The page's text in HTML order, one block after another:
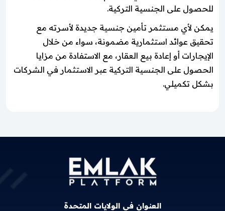
للحصول على الجنسية التركية.
يمكن لأي مستثمر تأمين جنسية جديدة لأسرته مع
تحقيق عوائد استثمارية مضمونة، سواء من خلال
الإيجارات أو إعادة بيع العقار، مع الاستفادة من مزايا
الحصول على الجنسية التركية عبر الاستثمار في الشركات
بشكل تكميلي.
العنوان في الولايات المتحدة